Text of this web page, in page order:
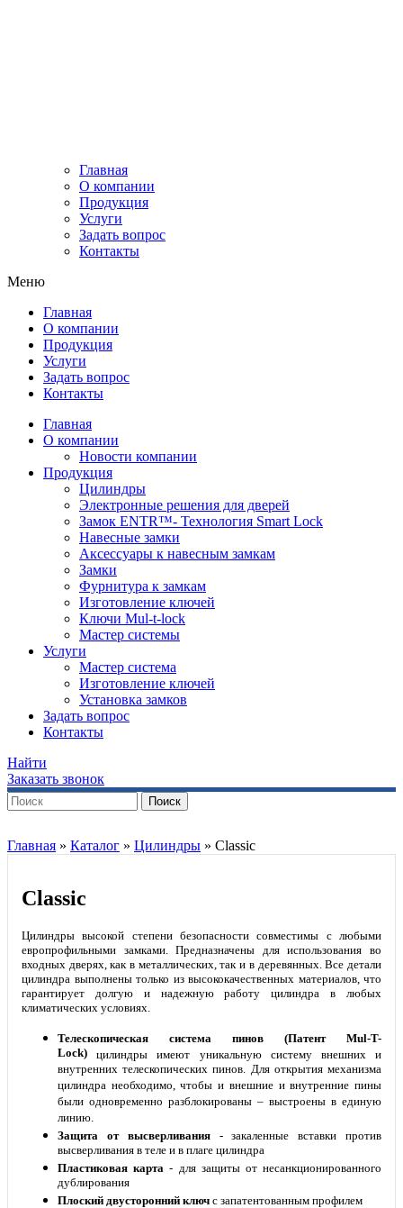
Главная
О компании
Продукция
Услуги
​Задать вопрос
Контакты
Меню
Главная
О компании
Продукция
Услуги
​Задать вопрос
Контакты
Главная
О компании
Новости компании
Продукция
Цилиндры
Электронные решения для дверей
Замок ENTR™- Технология Smart Lock
Навесные замки
Аксессуары к навесным замкам
Замки
Фурнитура к замкам
Изготовление ключей
Ключи Mul-t-lock
Мастер системы
Услуги
Мастер система
Изготовление ключей
Установка замков
​Задать вопрос
Контакты
Найти
Заказать звонок
Главная » Каталог » Цилиндры » Classic
Classic
Цилиндры высокой степени безопасности совместимы с любыми
европрофильными замками. Предназначены для использования во
входных дверях, как в металлических, так и в деревянных. Все детали
цилиндра выполнены только из высококачественных материалов, что
гарантирует долгую и надежную работу цилиндра в любых
климатических условиях.
Телескопическая система пинов (Патент Mul-T-
Lock)цилиндры имеют уникальную систему внешних и
внутренних телескопических пинов. Для открытия механизма
цилиндра необходимо, чтобы и внешние и внутренние пины
были одновременно разблокированы – выстроены в единую
линию.
Защита от высверливания - закаленные вставки против
высверливания в теле и в плаге цилиндра
Пластиковая карта- для защиты от несанкционированного
дублирования
Плоский двусторонний ключ с запатентованным профилем